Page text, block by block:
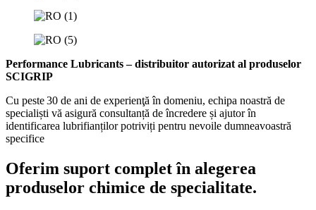
Performance Lubricants – distribuitor autorizat al produselor
SCIGRIP
Cu peste 30 de ani de experienţă în domeniu, echipa noastră de
specialiști vă asigură consultanță de încredere și ajutor în
identificarea lubrifianților potriviți pentru nevoile dumneavoastră
specifice
Oferim suport complet în alegerea
produselor chimice de specialitate.